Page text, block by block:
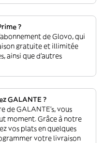
?
de Glovo, qui
gratuite et illimitée
ainsi que d’autres
GALANTE ?
de GALANTE’s, vous
moment. Grâce à notre
vos plats en quelques
votre livraison